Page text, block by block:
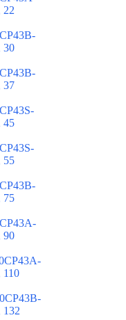
22
30
37
45
55
75
90
110
132